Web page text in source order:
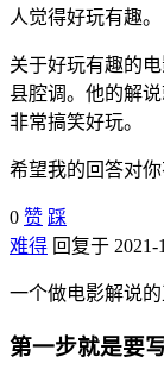
人觉得好玩有趣。
关于好玩有趣的
县腔调。他的解
非常搞笑好玩。
希望我的回答对你
0 赞 踩
难得 回复于 2021-
一个做电影解说
第一步就是要